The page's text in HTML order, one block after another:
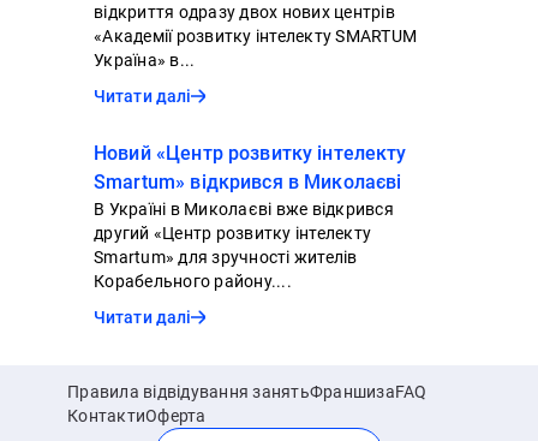
відкриття одразу двох нових центрів
«Академії розвитку інтелекту SMARTUM
Україна» в...
Читати далі
Новий «Центр розвитку інтелекту
Smartum» відкрився в Миколаєві
В Україні в Миколаєві вже відкрився
другий «Центр розвитку інтелекту
Smartum» для зручності жителів
Корабельного району....
Читати далі
Правила відвідування занятьФраншизаFAQ
КонтактиОферта